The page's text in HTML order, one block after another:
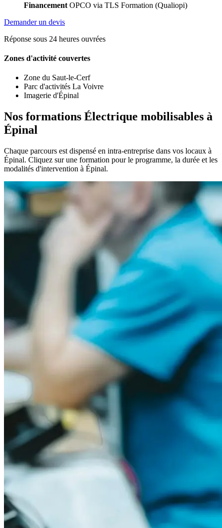
Financement OPCO via TLS Formation (Qualiopi)
Demander un devis
Réponse sous 24 heures ouvrées
Zones d'activité couvertes
Zone du Saut-le-Cerf
Parc d'activités La Voivre
Imagerie d'Épinal
Nos formations Électrique mobilisables à
Épinal
Chaque parcours est dispensé en intra-entreprise dans vos locaux à
Épinal. Cliquez sur une formation pour le programme, la durée et les
modalités d'intervention à Épinal.